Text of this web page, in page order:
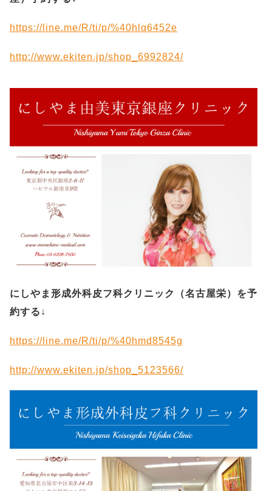
https://line.me/R/ti/p/%40hlq6452e
http://www.ekiten.jp/shop_6992824/
にしやま形成外科皮フ科クリニック（名古屋栄）を予
約する ↓
https://line.me/R/ti/p/%40hmd8545g
http://www.ekiten.jp/shop_5123566/